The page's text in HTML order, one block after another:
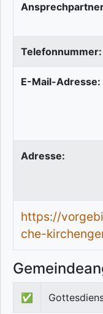
Telefonnummer:
E-Mail-Adresse:
Adresse:
https://
che-
✅